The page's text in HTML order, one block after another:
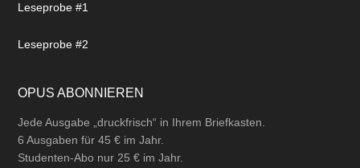
Leseprobe #1
Leseprobe #2
OPUS ABONNIEREN
Jede Ausgabe „druckfrisch“ in Ihrem Briefkasten.
6 Ausgaben für 45 € im Jahr.
Studenten-Abo nur 25 € im Jahr.